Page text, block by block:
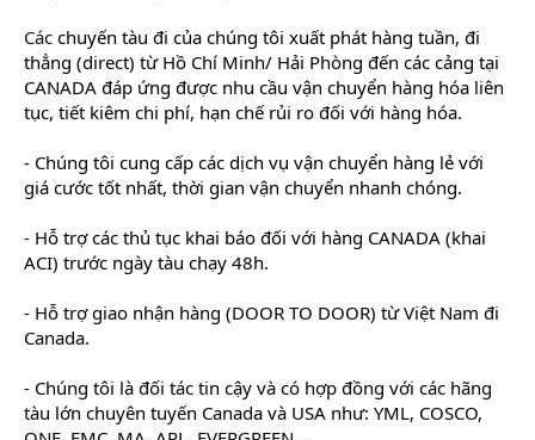
Các chuyến tàu đi của chúng tôi xuất phát hàng tuần, đi
thẳng (direct) từ Hồ Chí Minh/ Hải Phòng đến các cảng tại
CANADA đáp ứng được nhu cầu vận chuyển hàng hóa liên
tục, tiết kiêm chi phí, hạn chế rủi ro đối với hàng hóa.
- Chúng tôi cung cấp các dịch vụ vận chuyển hàng lẻ với
giá cước tốt nhất, thời gian vận chuyển nhanh chóng.
- Hỗ trợ các thủ tục khai báo đối với hàng CANADA (khai
ACI) trước ngày tàu chạy 48h.
- Hỗ trợ giao nhận hàng (DOOR TO DOOR) từ Việt Nam đi
Canada.
- Chúng tôi là đối tác tin cậy và có hợp đồng với các hãng
tàu lớn chuyên tuyến Canada và USA như: YML, COSCO,